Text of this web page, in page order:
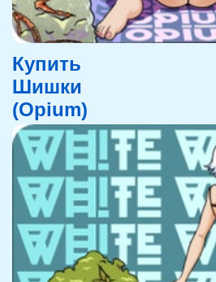
Купить
Шишки
(Opium)